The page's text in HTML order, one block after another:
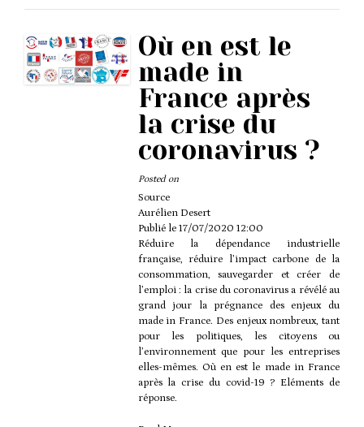
Où en est le
made in
France après
la crise du
coronavirus ?
Posted on
Source
Aurélien Desert
Publié le 17/07/2020 12:00
Réduire la dépendance industrielle
française, réduire l’impact carbone de la
consommation, sauvegarder et créer de
l’emploi : la crise du coronavirus a révélé au
grand jour la prégnance des enjeux du
made in France. Des enjeux nombreux, tant
pour les politiques, les citoyens ou
l’environnement que pour les entreprises
elles-mêmes. Où en est le made in France
après la crise du covid-19 ? Eléments de
réponse.